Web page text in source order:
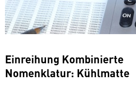
Einreihung Kombinierte
Nomenklatur: Kühlmatte